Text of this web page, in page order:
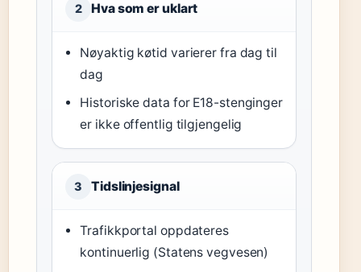
2 Hva som er uklart
Nøyaktig køtid varierer fra dag til
dag
Historiske data for E18-stenginger
er ikke offentlig tilgjengelig
3 Tidslinjesignal
Trafikkportal oppdateres
kontinuerlig (Statens vegvesen)